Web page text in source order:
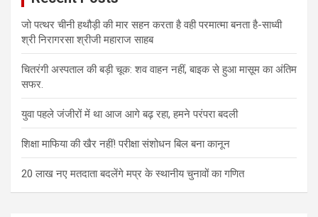
जो पत्थर चीनी हथौड़ी की मार सहन करता है वही परमात्मा बनता है-साध्वी
श्री निरागरसा श्रीजी महाराज साहब
चितरंगी अस्पताल की बड़ी चूक: शव वाहन नहीं, बाइक से हुआ मासूम का अंतिम
सफर.
युवा पहले जंजीरों में था आज आगे बढ़ रहा, हमने परंपरा बदली
शिक्षा माफिया की खैर नहीं! परीक्षा संशोधन बिल बना कानून
20 लाख नए मतदाता बदलेंगे मप्र के स्थानीय चुनावों का गणित